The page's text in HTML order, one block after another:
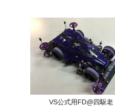
VS公式用FD@四駆老